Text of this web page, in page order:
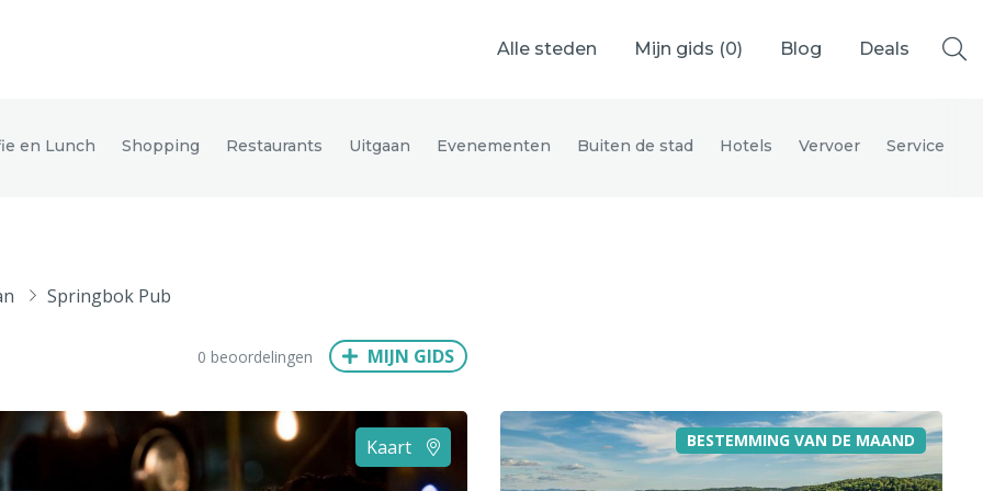
Alle steden Mijn gids (0) Blog Deals
München Wenen Budapest Bangkok
en Lunch Shopping Restaurants Uitgaan Evenementen Buiten de stad Hotels Vervoer Service
Springbok Pub
0 beoordelingen MIJN GIDS
Kaart BESTEMMING VAN DE MAAND